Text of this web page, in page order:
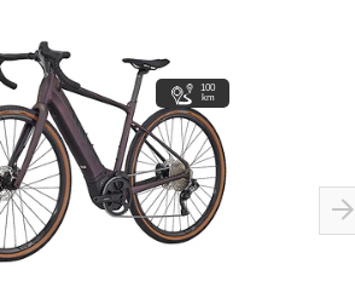
100
km